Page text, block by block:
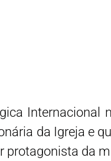
Internacional
da Igreja e
protagonista da